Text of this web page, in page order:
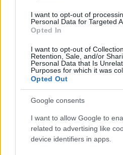
I want to opt-out of
Personal Data for Targeted
Opted In
I want to opt-out of
Retention, Sale, and/or
Personal Data that Is
Purposes for which it was
Opted Out
Google consents
I want to allow Google to
related to advertising like
device identifiers in apps.
GLAMOUR HOROSZKÓP
Havi horoszkóp:
Skorpió karrierje
izgalmas kalandba